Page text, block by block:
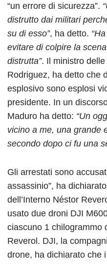
“un errore di sicurezza”.
distrutto dai militari
su di esso”, ha detto.
evitare di colpire la
distrutta”. Il ministro
Rodriguez, ha detto che
esplosivo sono esplosi
presidente. In un
Maduro ha detto: “Un
vicino a me, una grande
secondo dopo ci fu una
Gli arrestati sono
assassinio”, ha
dell’Interno Néstor
usato due droni DJI
ciascuno 1 chilogrammo
Reverol. DJI, la
drone, ha dichiarato che